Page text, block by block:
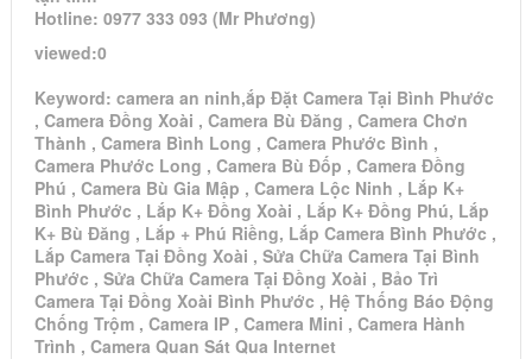
Hotline: 0977 333 093 (Mr Phương)
viewed:0
Keyword: camera an ninh,ắp Đặt Camera Tại Bình Phước
, Camera Đồng Xoài , Camera Bù Đăng , Camera Chơn
Thành , Camera Bình Long , Camera Phước Bình ,
Camera Phước Long , Camera Bù Đốp , Camera Đồng
Phú , Camera Bù Gia Mập , Camera Lộc Ninh , Lắp K+
Bình Phước , Lắp K+ Đồng Xoài , Lắp K+ Đồng Phú, Lắp
K+ Bù Đăng , Lắp + Phú Riềng, Lắp Camera Bình Phước ,
Lắp Camera Tại Đồng Xoài , Sửa Chữa Camera Tại Bình
Phước , Sửa Chữa Camera Tại Đồng Xoài , Bảo Trì
Camera Tại Đồng Xoài Bình Phước , Hệ Thống Báo Động
Chống Trộm , Camera IP , Camera Mini , Camera Hành
Trình , Camera Quan Sát Qua Internet